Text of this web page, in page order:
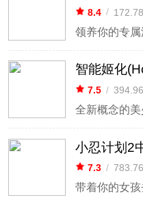
8.4 /
领养你的专
智能姬化
7.5 /
全新概念的
小忍计划2
7.3 /
带着你的女